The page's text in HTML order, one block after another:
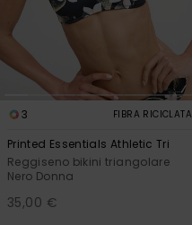
3 FIBRA RICICLATA
Printed Essentials Athletic Tri
Reggiseno bikini triangolare
Nero Donna
35,00 €